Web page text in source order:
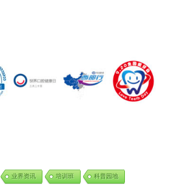
业界资讯 培训班 科普园地